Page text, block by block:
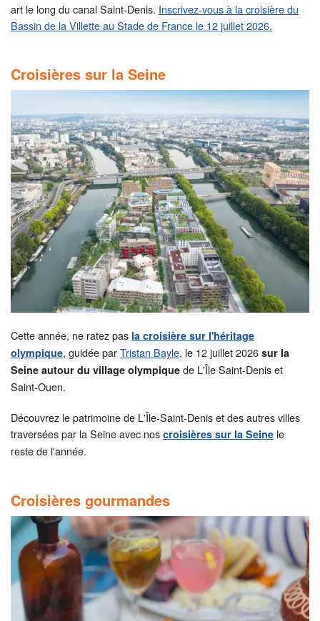
art le long du canal Saint-Denis. Inscrivez-vous à la croisière du
Bassin de la Villette au Stade de France le 12 juillet 2026.
Croisières sur la Seine
Cette année, ne ratez pas la croisière sur l'héritage
olympique, guidée parTristan Bayle, le 12 juillet 2026 sur la
Seine autour du village olympique de L'Île Saint-Denis et
Saint-Ouen.
Découvrez le patrimoine de L'Île-Saint-Denis et des autres villes
traversées par la Seine avec nos croisières sur la Seine le
reste de l'année.
Croisières gourmandes